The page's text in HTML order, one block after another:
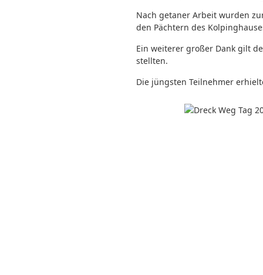
Nach getaner Arbeit wurden
den Pächtern des
Ein weiterer großer Dank gilt
stellten.
Die jüngsten Teilnehmer